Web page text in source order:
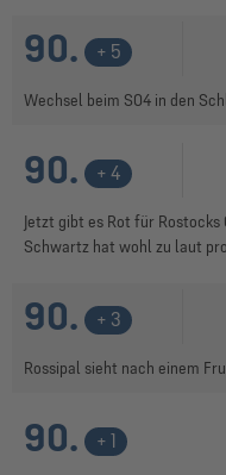
90. + 5
Wechsel beim S04 in den
90. + 4
Jetzt gibt es Rot für
Schwartz hat wohl zu laut
90. + 3
Rossipal sieht nach einem
90. + 1